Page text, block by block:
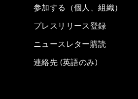
参加する（個人、組織）
プレスリリース登録
ニュースレター購読
連絡先 (英語のみ)